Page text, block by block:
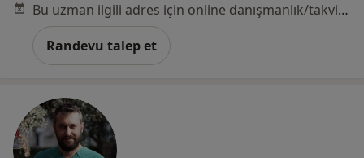
Bu uzman ilgili adres için online danışmanlık/takvim sunmuyor.
Randevu talep et